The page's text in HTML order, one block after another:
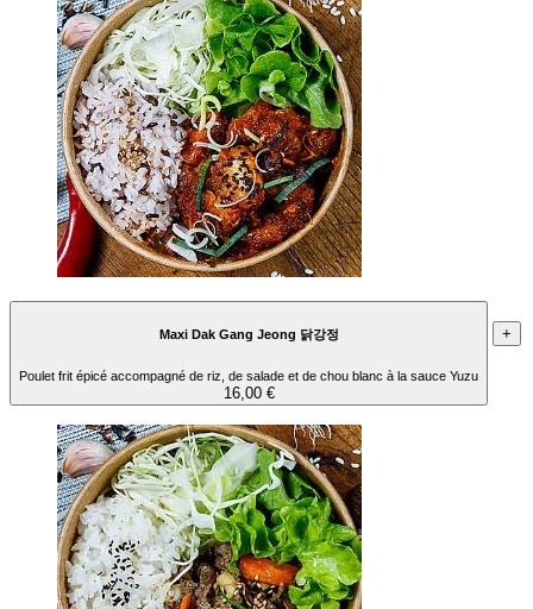
Maxi Dak Gang Jeong 닭강정
Poulet frit épicé accompagné de riz, de salade et de chou blanc à la sauce Yuzu
16,00 €
+